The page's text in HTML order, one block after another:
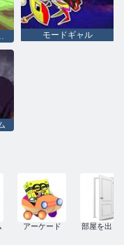
モードギャル
アーケード 部屋を出ま